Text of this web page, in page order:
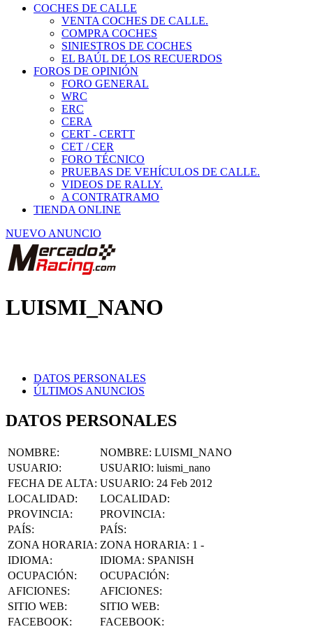
COCHES DE CALLE
VENTA COCHES DE CALLE.
COMPRA COCHES
SINIESTROS DE COCHES
EL BAÚL DE LOS RECUERDOS
FOROS DE OPINIÓN
FORO GENERAL
WRC
ERC
CERA
CERT - CERTT
CET / CER
FORO TÉCNICO
PRUEBAS DE VEHÍCULOS DE CALLE.
VIDEOS DE RALLY.
A CONTRATRAMO
TIENDA ONLINE
NUEVO ANUNCIO
LUISMI_NANO
DATOS PERSONALES
ÚLTIMOS ANUNCIOS
DATOS PERSONALES
NOMBRE: NOMBRE: LUISMI_NANO
USUARIO: USUARIO: luismi_nano
FECHA DE ALTA: USUARIO: 24 Feb 2012
LOCALIDAD:
LOCALIDAD:
PROVINCIA:
PROVINCIA:
PAÍS:
PAÍS:
ZONA HORARIA: ZONA HORARIA: 1 -
IDIOMA: IDIOMA: SPANISH
OCUPACIÓN:
OCUPACIÓN:
AFICIONES:
AFICIONES:
SITIO WEB:
SITIO WEB:
FACEBOOK:
FACEBOOK: